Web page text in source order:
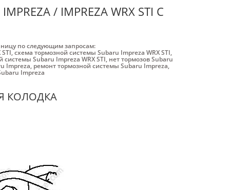
/ IMPREZA WRX STI С
по следующим запросам:
,схема тормозной системы Subaru Impreza WRX STI,
Subaru Impreza WRX STI, нет тормозов Subaru
Impreza, ремонт тормозной системы Subaru Impreza,
Impreza
КОЛОДКА